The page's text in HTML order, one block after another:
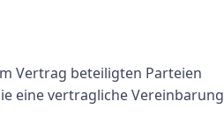
Vertrag beteiligten Parteien
eine vertragliche Vereinbarung